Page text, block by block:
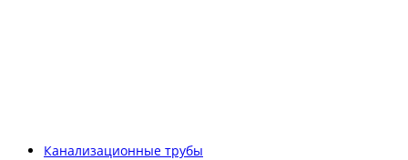
Канализационные трубы